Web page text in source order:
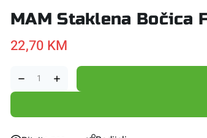
MAM Staklena Bočica
22,70 KM